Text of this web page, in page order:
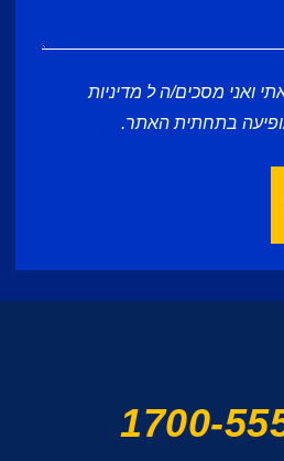
ואני מסכים/ה ל מדיניות
בתחתית האתר.
1700-